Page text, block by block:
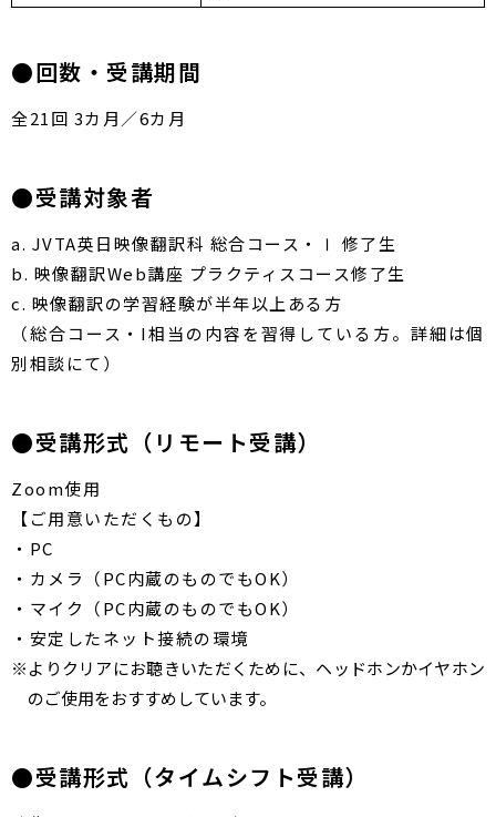
●回数・受講期間
全21回 3カ月／6カ月
●受講対象者
a. JVTA英日映像翻訳科 総合コース・Ⅰ 修了生
b. 映像翻訳Web講座 プラクティスコース修了生
c. 映像翻訳の学習経験が半年以上ある方
（総合コース・I相当の内容を習得している方。詳細は個
別相談にて）
●受講形式（リモート受講）
Zoom使用
【ご用意いただくもの】
・PC
・カメラ（PC内蔵のものでもOK）
・マイク（PC内蔵のものでもOK）
・安定したネット接続の環境
※よりクリアにお聴きいただくために、ヘッドホンかイヤホン
のご使用をおすすめしています。
●受講形式（タイムシフト受講）